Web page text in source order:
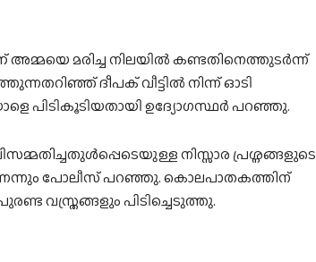
മരിച്ച നിലയില്‍ കണ്ടതിനെത്തുടര്‍ന്ന്
ദീപക് വീട്ടില്‍ നിന്ന് ഓടി
പിടികൂടിയതായി ഉദ്യോഗസ്ഥര്‍ പറഞ്ഞു.
നിസ്സാര പ്രശ്നങ്ങളുടെ
പോലീസ് പറഞ്ഞു. കൊലപാതകത്തിന്
വസ്ത്രങ്ങളും പിടിച്ചെടുത്തു.